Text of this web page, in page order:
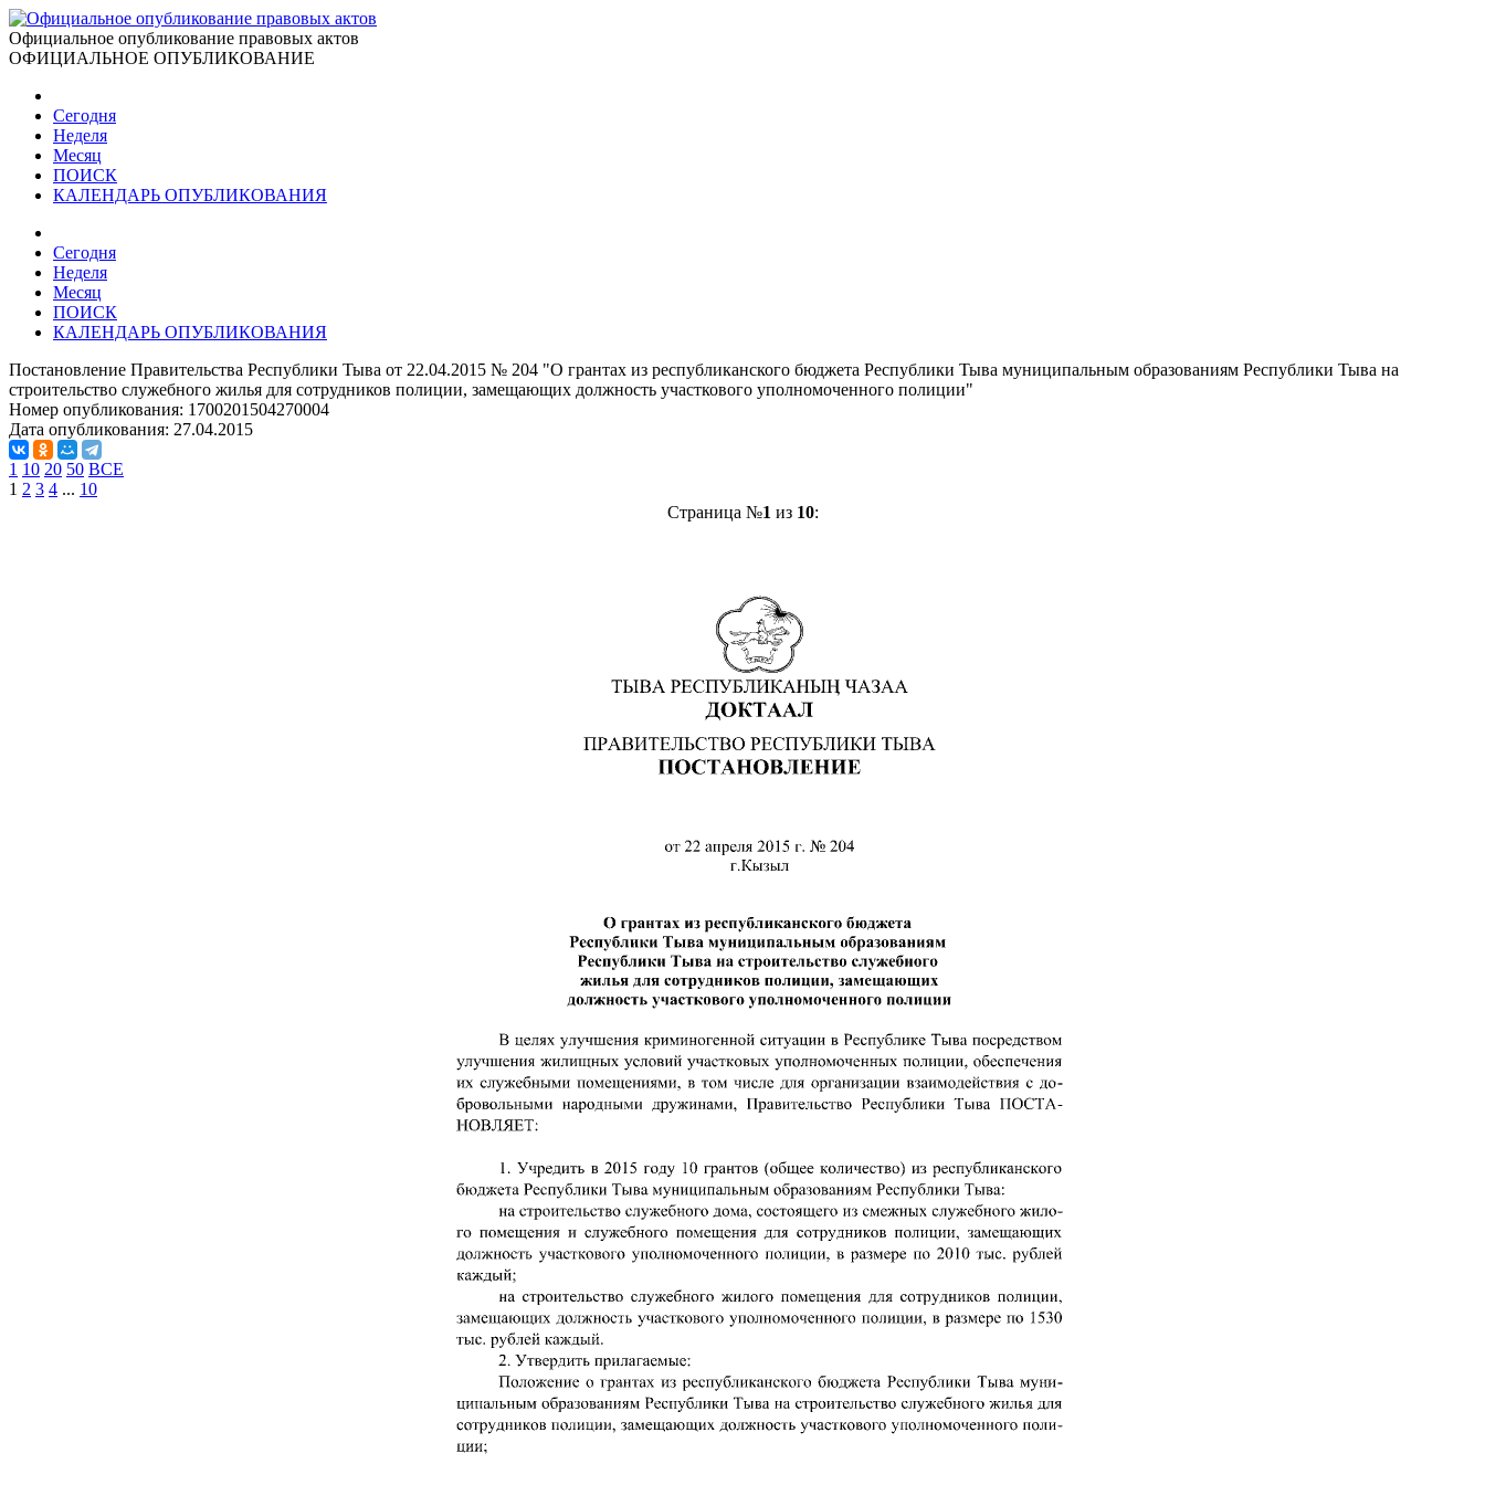
Официальное опубликование правовых актов
ОФИЦИАЛЬНОЕ ОПУБЛИКОВАНИЕ
Сегодня
Неделя
Месяц
ПОИСК
КАЛЕНДАРЬ ОПУБЛИКОВАНИЯ
Сегодня
Неделя
Месяц
ПОИСК
КАЛЕНДАРЬ ОПУБЛИКОВАНИЯ
Постановление Правительства Республики Тыва от 22.04.2015 № 204 "О грантах из республиканского бюджета Республики Тыва муниципальным образованиям Республики Тыва на
строительство служебного жилья для сотрудников полиции, замещающих должность участкового уполномоченного полиции"
Номер опубликования: 1700201504270004
Дата опубликования: 27.04.2015
1 10 20 50 ВСЕ
1 2 3 4 ... 10
Страница №1 из 10: